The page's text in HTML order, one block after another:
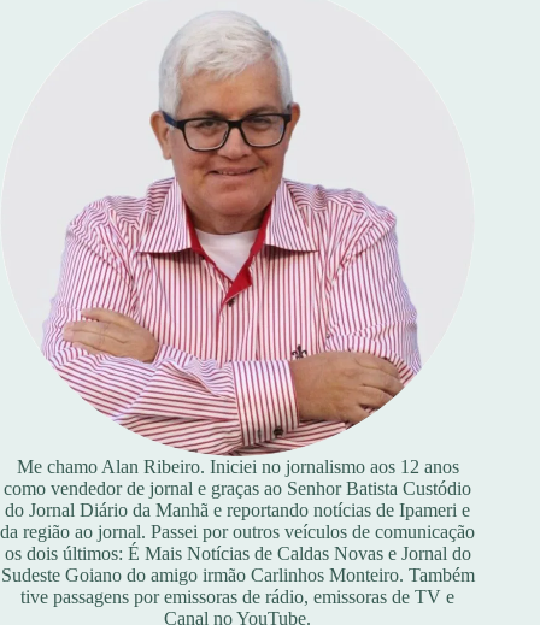
Me chamo Alan Ribeiro. Iniciei no jornalismo aos 12 anos
como vendedor de jornal e graças ao Senhor Batista Custódio
do Jornal Diário da Manhã e reportando notícias de Ipameri e
da região ao jornal. Passei por outros veículos de comunicação
os dois últimos: É Mais Notícias de Caldas Novas e Jornal do
Sudeste Goiano do amigo irmão Carlinhos Monteiro. Também
tive passagens por emissoras de rádio, emissoras de TV e
Canal no YouTube.